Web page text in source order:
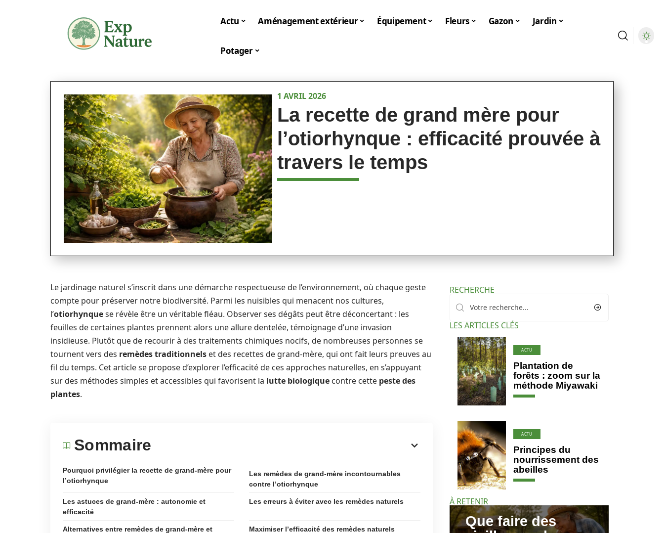
Actu Aménagement extérieur Équipement Fleurs Gazon Jardin
Potager
1 AVRIL 2026
La recette de grand mère pour
l’otiorhynque : efficacité prouvée à
travers le temps
Le jardinage naturel s’inscrit dans une démarche respectueuse de l’environnement, où chaque geste
compte pour préserver notre biodiversité. Parmi les nuisibles qui menacent nos cultures,
l’otiorhynquese révèle être un véritable fléau. Observer ses dégâts peut être déconcertant : les
feuilles de certaines plantes prennent alors une allure dentelée, témoignage d’une invasion
insidieuse. Plutôt que de recourir à des traitements chimiques nocifs, de nombreuses personnes se
tournent vers des remèdes traditionnels et des recettes de grand-mère, qui ont fait leurs preuves au
fil du temps. Cet article se propose d’explorer l’efficacité de ces approches naturelles, en s’appuyant
sur des méthodes simples et accessibles qui favorisent la lutte biologique contre cette peste des
plantes.
Sommaire
Pourquoi privilégier la recette de grand-mère pour
l’otiorhynque
Les remèdes de grand-mère incontournables
contre l’otiorhynque
Les astuces de grand-mère : autonomie et
efficacité
Les erreurs à éviter avec les remèdes naturels
Alternatives entre remèdes de grand-mère et
Maximiser l’efficacité des remèdes naturels
RECHERCHE
LES ARTICLES CLÉS
ACTU
Plantation de
forêts : zoom sur la
méthode Miyawaki
ACTU
Principes du
nourrissement des
abeilles
À RETENIR
Que faire des